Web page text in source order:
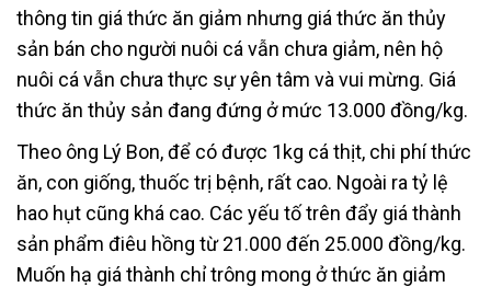
thông tin giá thức ăn giảm nhưng giá thức ăn thủy
sản bán cho người nuôi cá vẫn chưa giảm, nên hộ
nuôi cá vẫn chưa thực sự yên tâm và vui mừng. Giá
thức ăn thủy sản đang đứng ở mức 13.000 đồng/kg.
Theo ông Lý Bon, để có được 1kg cá thịt, chi phí thức
ăn, con giống, thuốc trị bệnh, rất cao. Ngoài ra tỷ lệ
hao hụt cũng khá cao. Các yếu tố trên đẩy giá thành
sản phẩm điêu hồng từ 21.000 đến 25.000 đồng/kg.
Muốn hạ giá thành chỉ trông mong ở thức ăn giảm